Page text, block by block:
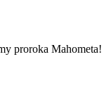
proroka Mahometa!